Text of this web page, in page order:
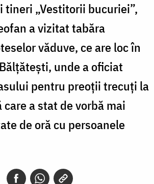
tineri „Vestitorii bucuriei”,
a vizitat tabăra
văduve, ce are loc în
unde a oficiat
pentru preoții trecuți la
a stat de vorbă mai
de oră cu persoanele